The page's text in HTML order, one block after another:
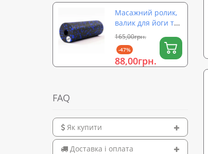
Масажний ролик,
валик для йоги та
масажу спини EPP
(масажер для
спини, шиї, ніг)
OSPORT 15х5см
165,00грн.
-47%
88,00грн.
FAQ
Як купити
Доставка і оплата